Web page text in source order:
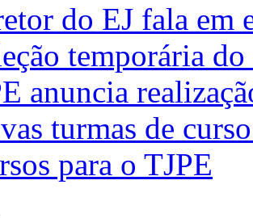
do EJ fala em
temporária
anuncia
turmas de
para o TJPE